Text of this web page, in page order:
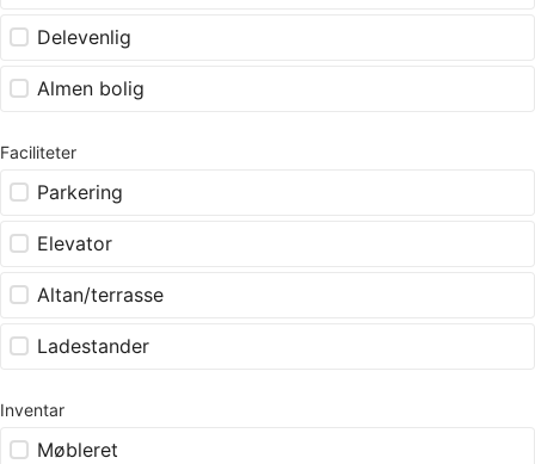
Delevenlig
Almen bolig
Faciliteter
Parkering
Elevator
Altan/terrasse
Ladestander
Inventar
Møbleret